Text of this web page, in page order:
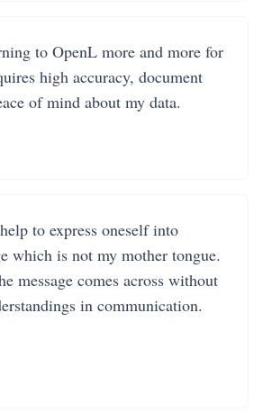
to OpenL more and more for
high accuracy, document
of mind about my data.
to express oneself into
which is not my mother tongue.
message comes across without
in communication.